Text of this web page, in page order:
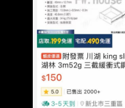
過一行，請用縮
2-2 處分。
間： 請勿張貼超
名： 原文內容：
器供應鏈